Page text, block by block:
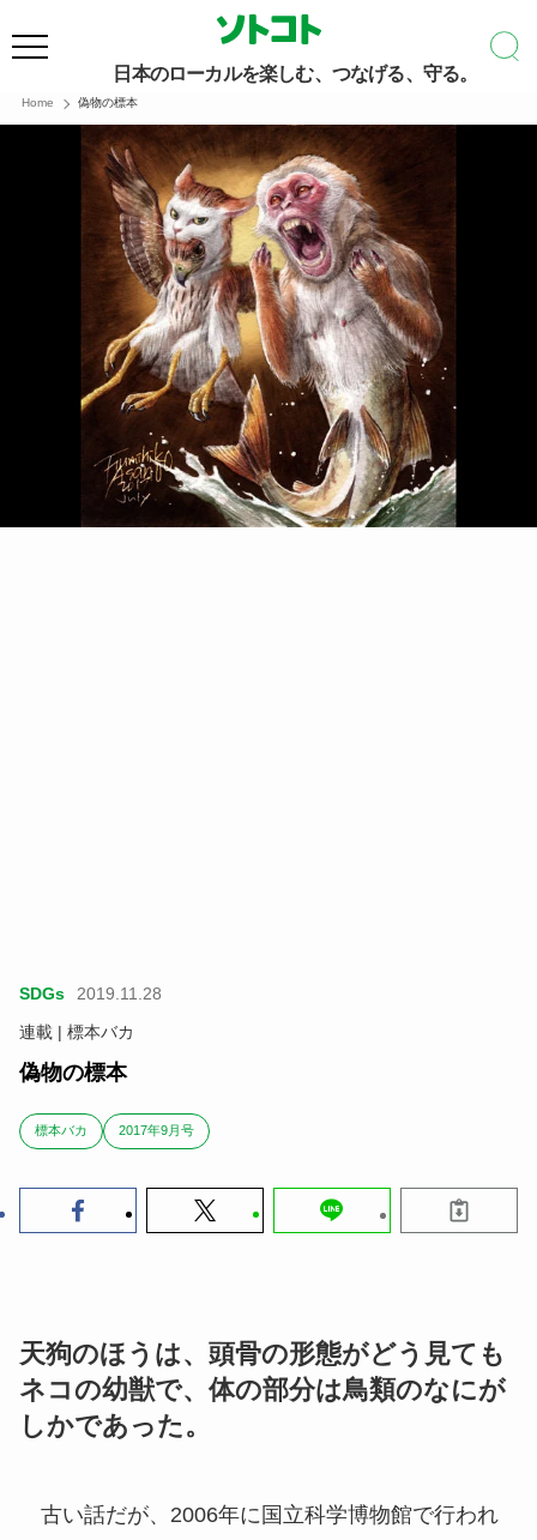
日本のローカルを楽しむ、つなげる、守る。
Home 偽物の標本
SDGs
2019.11.28
連載 | 標本バカ
偽物の標本
標本バカ 2017年9月号
天狗のほうは、頭骨の形態がどう見ても
ネコの幼獣で、体の部分は鳥類のなにが
しかであった。
古い話だが、2006年に国立科学博物館で行われ